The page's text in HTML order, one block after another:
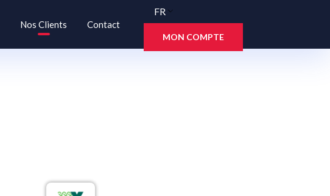
Nos Clients Contact
FR
MON COMPTE